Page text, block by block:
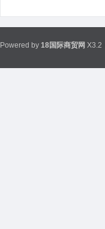
Powered by 18国际商贸网 X3.2